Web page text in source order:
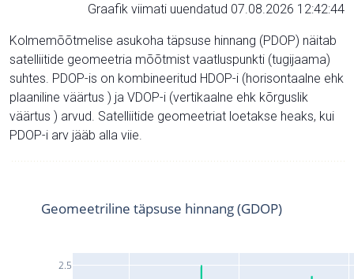
Graafik viimati uuendatud 07.08.2026 12:42:44
Kolmemõõtmelise asukoha täpsuse hinnang (PDOP) näitab
satelliitide geomeetria mõõtmist vaatluspunkti (tugijaama)
suhtes. PDOP-is on kombineeritud HDOP-i (horisontaalne ehk
plaaniline väärtus ) ja VDOP-i (vertikaalne ehk kõrguslik
väärtus ) arvud. Satelliitide geomeetriat loetakse heaks, kui
PDOP-i arv jääb alla viie.
2.5
Geomeetriline täpsuse hinnang (GDOP)